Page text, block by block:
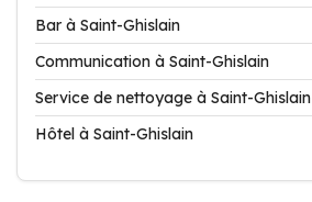
Bar à Saint-Ghislain
Communication à Saint-Ghislain
Service de nettoyage à Saint-Ghislain
Hôtel à Saint-Ghislain